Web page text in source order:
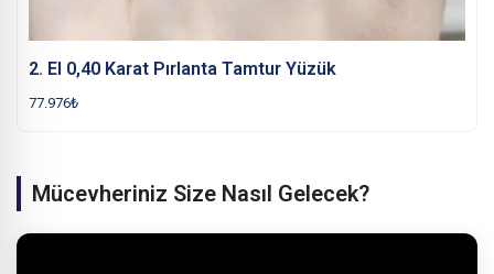
2. El 0,40 Karat Pırlanta Tamtur Yüzük
77.976₺
Mücevheriniz Size Nasıl Gelecek?